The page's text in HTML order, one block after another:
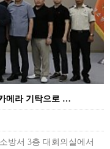
메라 기탁으로 …
방서 3층 대회의실에서